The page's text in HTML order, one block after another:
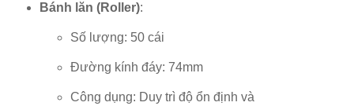
Bánh lăn (Roller):
Số lượng: 50 cái
Đường kính đáy: 74mm
Công dụng: Duy trì độ ổn định và